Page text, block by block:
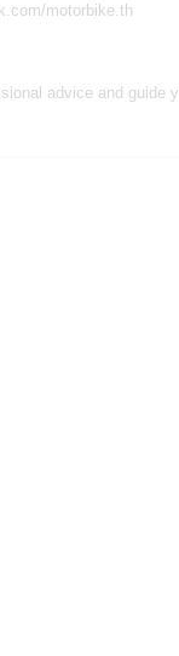
motorbike.th
advice and guide